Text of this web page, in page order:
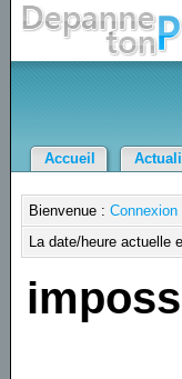
Accueil
Bienvenue :Connexion
La date/heure actuelle